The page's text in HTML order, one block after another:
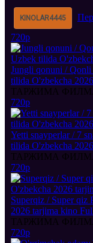
KINOLAR4445
720p
Jungli qonuni /
tilida O'zbekcha
ТАРЖИМА
720p
Yetti snayperlar / 7
tilida O'zbekcha
ТАРЖИМА
720p
Superqiz / Super qiz
2026 tarjima kino
ТАРЖИМА
720p